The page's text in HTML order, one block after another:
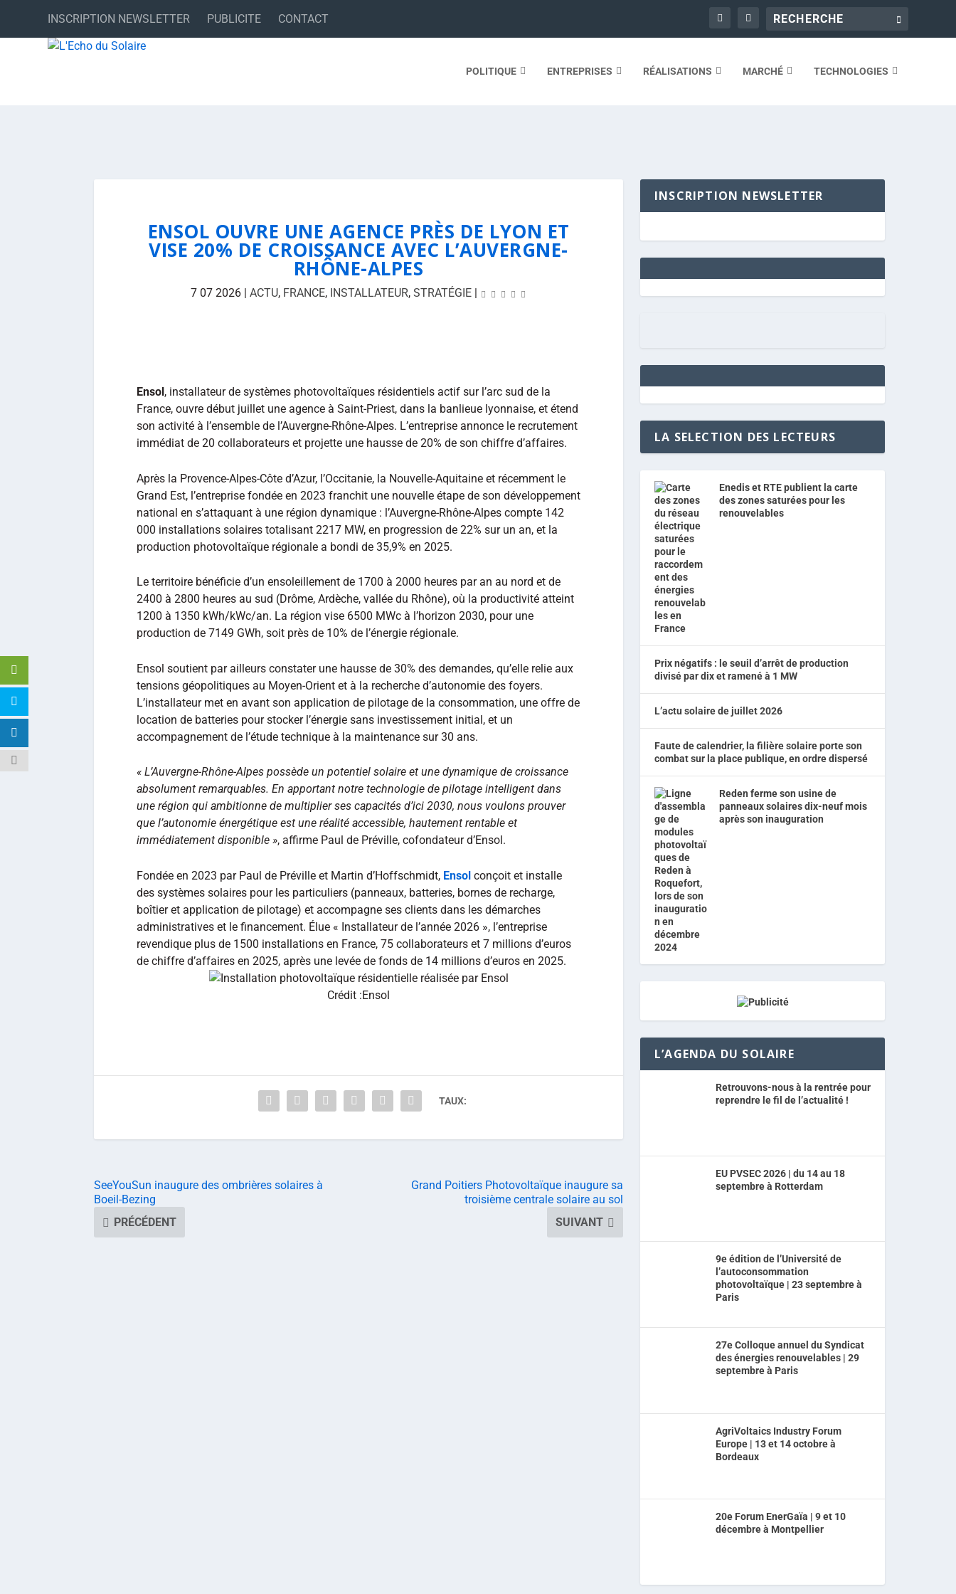
INSCRIPTION NEWSLETTER PUBLICITE CONTACT
POLITIQUE ENTREPRISES RÉALISATIONS MARCHÉ TECHNOLOGIES
ENSOL OUVRE UNE AGENCE PRÈS DE LYON ET
VISE 20% DE CROISSANCE AVEC L’AUVERGNE-
RHÔNE-ALPES
7 07 2026| ACTU, FRANCE, INSTALLATEUR, STRATÉGIE|
Ensol, installateur de systèmes photovoltaïques résidentiels actif sur l’arc sud de la
France, ouvre début juillet une agence à Saint-Priest, dans la banlieue lyonnaise, et étend
son activité à l’ensemble de l’Auvergne-Rhône-Alpes. L’entreprise annonce le recrutement
immédiat de 20 collaborateurs et projette une hausse de 20% de son chiffre d’affaires.
Après la Provence-Alpes-Côte d’Azur, l’Occitanie, la Nouvelle-Aquitaine et récemment le
Grand Est, l’entreprise fondée en 2023 franchit une nouvelle étape de son développement
national en s’attaquant à une région dynamique : l’Auvergne-Rhône-Alpes compte 142
000 installations solaires totalisant 2217 MW, en progression de 22% sur un an, et la
production photovoltaïque régionale a bondi de 35,9% en 2025.
Le territoire bénéficie d’un ensoleillement de 1700 à 2000 heures par an au nord et de
2400 à 2800 heures au sud (Drôme, Ardèche, vallée du Rhône), où la productivité atteint
1200 à 1350 kWh/kWc/an. La région vise 6500 MWc à l’horizon 2030, pour une
production de 7149 GWh, soit près de 10% de l’énergie régionale.
Ensol soutient par ailleurs constater une hausse de 30% des demandes, qu’elle relie aux
tensions géopolitiques au Moyen-Orient et à la recherche d’autonomie des foyers.
L’installateur met en avant son application de pilotage de la consommation, une offre de
location de batteries pour stocker l’énergie sans investissement initial, et un
accompagnement de l’étude technique à la maintenance sur 30 ans.
« L’Auvergne-Rhône-Alpes possède un potentiel solaire et une dynamique de croissance
absolument remarquables. En apportant notre technologie de pilotage intelligent dans
une région qui ambitionne de multiplier ses capacités d’ici 2030, nous voulons prouver
que l’autonomie énergétique est une réalité accessible, hautement rentable et
immédiatement disponible », affirme Paul de Préville, cofondateur d’Ensol.
Fondée en 2023 par Paul de Préville et Martin d’Hoffschmidt, Ensol conçoit et installe
des systèmes solaires pour les particuliers (panneaux, batteries, bornes de recharge,
boîtier et application de pilotage) et accompagne ses clients dans les démarches
administratives et le financement. Élue « Installateur de l’année 2026 », l’entreprise
revendique plus de 1500 installations en France, 75 collaborateurs et 7 millions d’euros
de chiffre d’affaires en 2025, après une levée de fonds de 14 millions d’euros en 2025.
Crédit :Ensol
TAUX:
SeeYouSun inaugure des ombrières solaires à
Boeil-Bezing
PRÉCÉDENT
Grand Poitiers Photovoltaïque inaugure sa
troisième centrale solaire au sol
SUIVANT
INSCRIPTION NEWSLETTER
LA SELECTION DES LECTEURS
Enedis et RTE publient la carte
des zones saturées pour les
renouvelables
Prix négatifs : le seuil d’arrêt de production
divisé par dix et ramené à 1 MW
L’actu solaire de juillet 2026
Faute de calendrier, la filière solaire porte son
combat sur la place publique, en ordre dispersé
Reden ferme son usine de
panneaux solaires dix-neuf mois
après son inauguration
L’AGENDA DU SOLAIRE
Retrouvons-nous à la rentrée pour
reprendre le fil de l’actualité !
EU PVSEC 2026 | du 14 au 18
septembre à Rotterdam
9e édition de l’Université de
l’autoconsommation
photovoltaïque | 23 septembre à
Paris
27e Colloque annuel du Syndicat
des énergies renouvelables | 29
septembre à Paris
AgriVoltaics Industry Forum
Europe | 13 et 14 octobre à
Bordeaux
20e Forum EnerGaïa | 9 et 10
décembre à Montpellier